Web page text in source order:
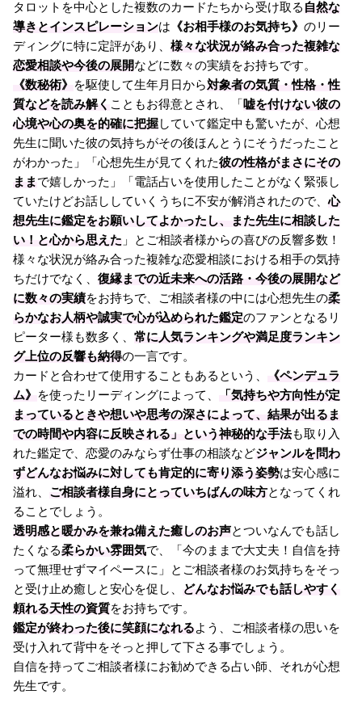
タロットを中心とした複数のカードたちから受け取る 自然な
導きとインスピレーションは 《お相手様のお気持ち》 のリー
ディングに特に定評があり、 様々な状況が絡み合った複雑な
恋愛相談や今後の展開などに数々の実績をお持ちです。
《数秘術》 を駆使して生年月日から対象者の気質・性格・性
質などを読み解く こともお得意とされ、「 嘘を付けない彼の
心境や心の奥を的確に把握していて鑑定中も驚いたが、心想
先生に聞いた彼の気持ちがその後ほんとうにそうだったこと
がわかった」「心想先生が見てくれた彼の性格がまさにその
ままで嬉しかった」「電話占いを使用したことがなく緊張し
ていたけどお話ししていくうちに不安が解消されたので、心
想先生に鑑定をお願いしてよかったし、また先生に相談した
い！と心から思えた 」とご相談者様からの喜びの反響多数！
様々な状況が絡み合った複雑な恋愛相談における相手の気持
ちだけでなく、 復縁までの近未来への活路・今後の展開など
に数々の実績をお持ちで、ご相談者様の中には心想先生の柔
らかなお人柄や誠実で心が込められた鑑定のファンとなるリ
ピーター様も数多く、 常に人気ランキングや満足度ランキン
グ上位の反響も納得の一言です。
カードと合わせて使用することもあるという、
《ペンデュラ
ム》 を使ったリーディングによって、
「気持ちや方向性が定
まっているときや想いや思考の深さによって、結果が出るま
での時間や内容に反映される」という神秘的な手法も取り入
れた鑑定で、恋愛のみならず仕事の相談などジャンルを問わ
ずどんなお悩みに対しても肯定的に寄り添う姿勢は安心感に
溢れ、 ご相談者様自身にとっていちばんの味方となってくれ
ることでしょう。
透明感と暖かみを兼ね備えた癒しのお声とついなんでも話し
たくなる柔らかい雰囲気で、「今のままで大丈夫！自信を持
って無理せずマイペースに」とご相談者様のお気持ちをそっ
と受け止め癒しと安心を促し、
どんなお悩みでも話しやすく
頼れる天性の資質をお持ちです。
鑑定が終わった後に笑顔になれるよう、ご相談者様の思いを
受け入れて背中をそっと押して下さる事でしょう。
自信を持ってご相談者様にお勧めできる占い師、それが心想
先生です。